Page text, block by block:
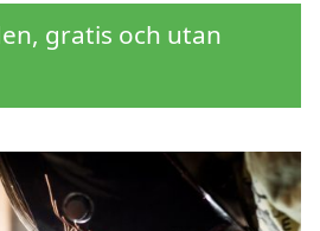
gratis och utan